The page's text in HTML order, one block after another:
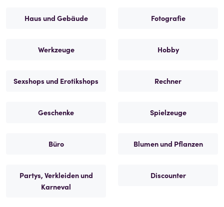
Haus und Gebäude Fotografie
Werkzeuge Hobby
Sexshops und Erotikshops Rechner
Geschenke Spielzeuge
Büro Blumen und Pflanzen
Partys, Verkleiden und
Karneval
Discounter